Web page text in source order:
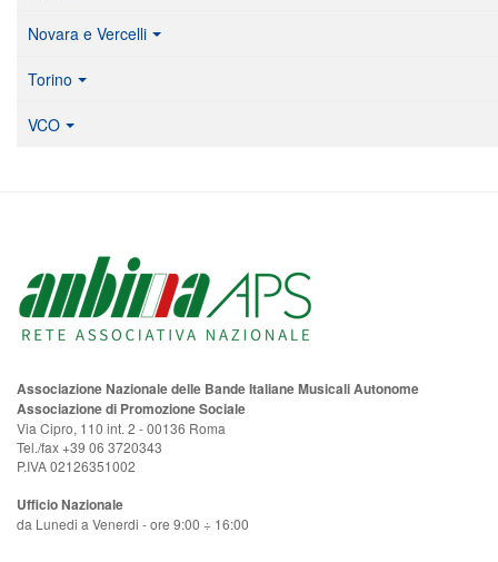
Novara e Vercelli
Torino
VCO
Associazione Nazionale delle Bande Italiane Musicali Autonome
Associazione di Promozione Sociale
Via Cipro, 110 int. 2 - 00136 Roma
Tel./fax +39 06 3720343
P.IVA 02126351002
Ufficio Nazionale
da Lunedi a Venerdi - ore 9:00 ÷ 16:00